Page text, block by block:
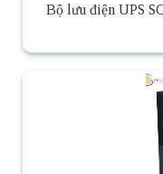
Bộ lưu điện UPS